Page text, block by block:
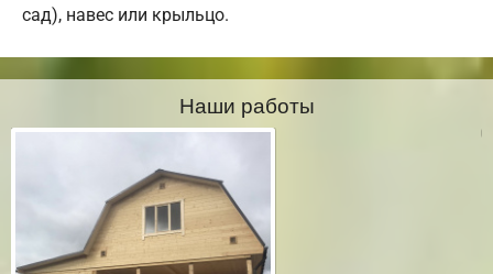
сад), навес или крыльцо.
Наши работы